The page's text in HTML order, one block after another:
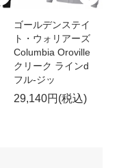
ゴールデンステイ
ト・ウォリアーズ
Columbia Oroville
クリーク ラインd
フル-ジッ
29,140円(税込)